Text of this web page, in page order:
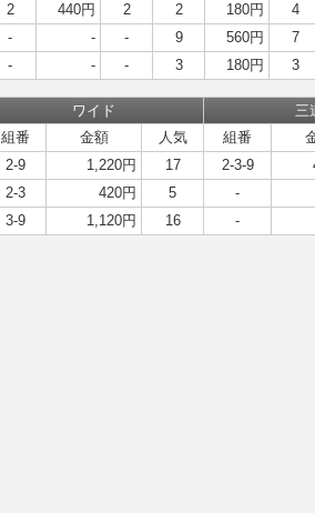
2
440円 2 2 180円
4
-
- - 9 560円
7
-
- - 3 180円 3
ワイド
三
組番
金額 人気 組番
2-9
1,220円 17 2-3-9
2-3
420円 5
-
3-9
1,120円 16 -